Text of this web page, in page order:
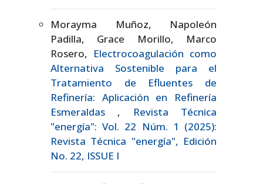
Morayma Muñoz, Napoleón
Padilla, Grace Morillo, Marco
Rosero, Electrocoagulación como
Alternativa Sostenible para el
Tratamiento de Efluentes de
Refinería: Aplicación en Refinería
Esmeraldas ,
Revista Técnica
"energía": Vol. 22 Núm. 1 (2025):
Revista Técnica "energía", Edición
No. 22, ISSUE I